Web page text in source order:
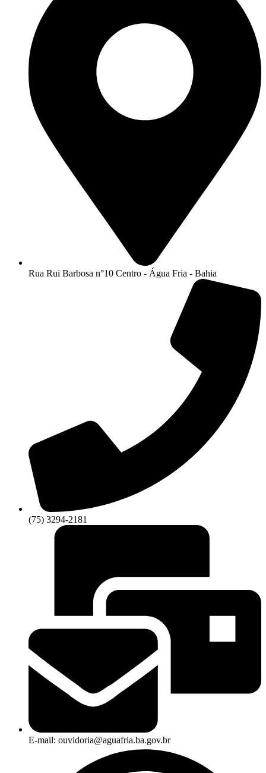
Rua Rui Barbosa n°10 Centro - Água Fria - Bahia
(75) 3294-2181
E-mail: ouvidoria@aguafria.ba.gov.br